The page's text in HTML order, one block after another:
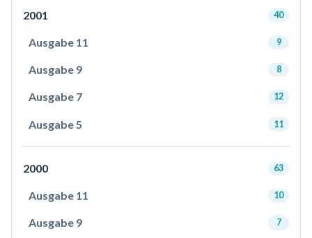
2001 40
Ausgabe 11 9
Ausgabe 9 8
Ausgabe 7 12
Ausgabe 5 11
2000 63
Ausgabe 11 10
Ausgabe 9 7